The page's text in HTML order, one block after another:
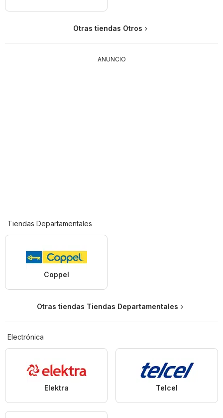
Otras tiendas Otros
ANUNCIO
Tiendas Departamentales
Coppel
Otras tiendas Tiendas Departamentales
Electrónica
Elektra Telcel